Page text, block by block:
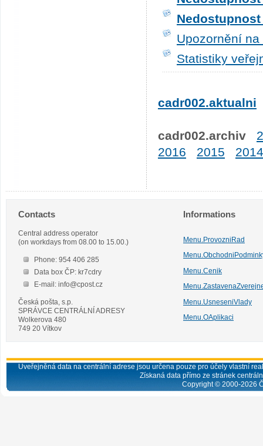
Upozornění
Statistiky
cadr002.aktualni
cadr002.archiv
2016
2015 2014
Contacts
Central address operator
(on workdays from 08.00 to 15.00.)
Phone: 954 406 285
Data box ČP: kr7cdry
E-mail: info@cpost.cz
Česká pošta, s.p.
SPRÁVCE CENTRÁLNÍ ADRESY
Wolkerova 480
749 20 Vítkov
Informations
Menu.ProvozniRad
Menu.Cenik
Menu.UsneseniVlady
Menu.OAplikaci
Uveřejněná data na centrální adrese jsou určena pouze pro účely vlastní
Získaná data přímo ze stránek
Copyright © 2000-2026